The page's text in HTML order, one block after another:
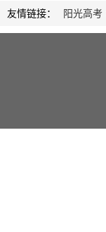
友情链接： 阳光高考